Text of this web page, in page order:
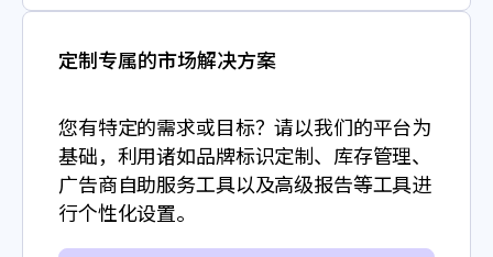
定制专属的市场解决方案
您有特定的需求或目标？请以我们的平台为
基础，利用诸如品牌标识定制、库存管理、
广告商自助服务工具以及高级报告等工具进
行个性化设置。